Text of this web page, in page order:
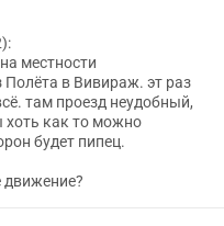
местности
Полёта в Вивираж. эт раз
там проезд неудобный,
хоть как то можно
будет пипец.
движение?